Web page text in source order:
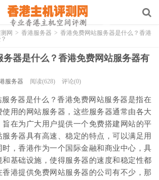
网 > 香港服务器 > 香港免费网站服务器是什么？香港
务器是什么？香港免费网站服务器有
服务器 阅读(628) 评论(0)
务器是什么？香港免费网站服务器是指在
用的网站服务器，这些服务器通常由各大
在为广大用户提供一个免费搭建网站的平
务器具有高速、稳定的特点，可以满足用
时，香港作为一个国际金融和商业中心，具
基础设施，使得服务器的速度和稳定性都
港提供免费网站服务器的公司有不少，那